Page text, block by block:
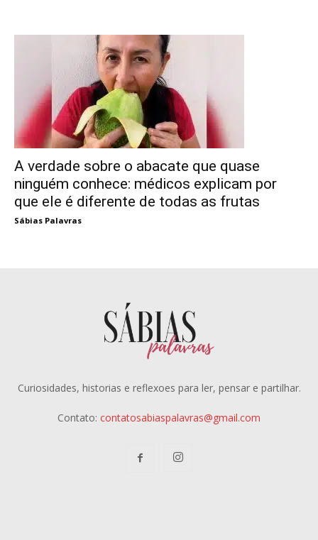
A verdade sobre o abacate que quase
ninguém conhece: médicos explicam por
que ele é diferente de todas as frutas
Sábias Palavras
Curiosidades, historias e reflexoes para ler, pensar e partilhar.
Contato: contatosabiaspalavras@gmail.com